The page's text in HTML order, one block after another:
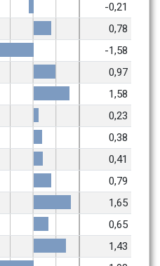
-0,21
0,78
-1,58
0,97
1,58
0,23
0,38
0,41
0,79
1,65
0,65
1,43